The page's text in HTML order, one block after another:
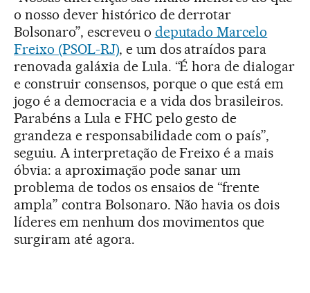
o nosso dever histórico de derrotar
Bolsonaro”, escreveu o deputado Marcelo
Freixo (PSOL-RJ), e um dos atraídos para
renovada galáxia de Lula. “É hora de dialogar
e construir consensos, porque o que está em
jogo é a democracia e a vida dos brasileiros.
Parabéns a Lula e FHC pelo gesto de
grandeza e responsabilidade com o país”,
seguiu. A interpretação de Freixo é a mais
óbvia: a aproximação pode sanar um
problema de todos os ensaios de “frente
ampla” contra Bolsonaro. Não havia os dois
líderes em nenhum dos movimentos que
surgiram até agora.